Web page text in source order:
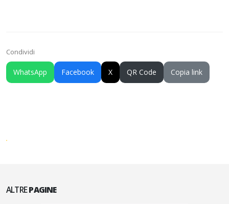
Condividi
WhatsApp Facebook X QR Code Copia link
ALTREPAGINE